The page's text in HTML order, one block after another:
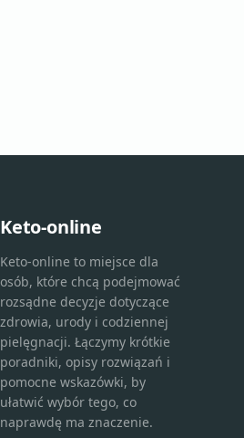
Keto-online
Keto-online to miejsce dla
osób, które chcą podejmować
rozsądne decyzje dotyczące
zdrowia, urody i codziennej
pielęgnacji. Łączymy krótkie
poradniki, opisy rozwiązań i
pomocne wskazówki, by
ułatwić wybór tego, co
naprawdę ma znaczenie.